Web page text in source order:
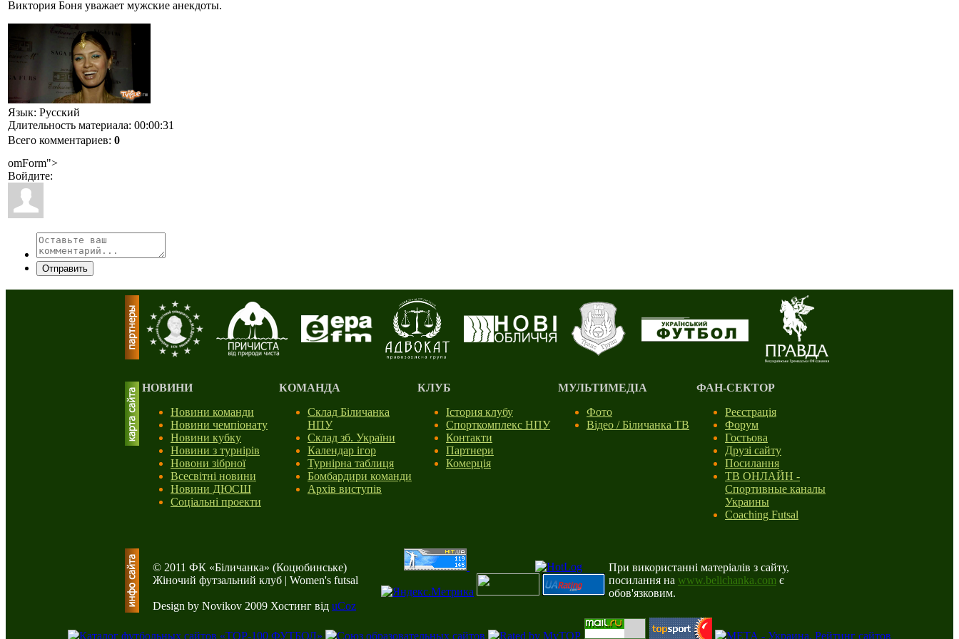
Виктория Боня уважает мужские анекдоты.
Язык: Русский
Длительность материала: 00:00:31
Всего комментариев: 0
omForm">
Войдите:
Отправить
НОВИНИ
Новини команди
Новини чемпіонату
Новини кубку
Новини з турнірів
Новони зібрної
Всесвітні новини
Новини ДЮСШ
Соціальні проекти
КОМАНДА
Склад Біличанка
НПУ
Склад зб. України
Календар ігор
Турнірна таблиця
Бомбардири команди
Архів виступів
КЛУБ
Істория клубу
Спорткомплекс НПУ
Контакти
Партнери
Комерція
МУЛЬТИМЕДІА
Фото
Відео / Біличанка ТВ
ФАН-СЕКТОР
Реєстрація
Форум
Гостьова
Друзі сайту
Посилання
ТВ ОНЛАЙН -
Спортивные каналы
Украины
Coaching Futsal
© 2011 ФК «Біличанка» (Коцюбинське)
Жіночий футзальний клуб | Women's futsal
Design by Novikov 2009 Хостинг від uCoz
При використанні матеріалів з сайту,
посилання на www.belichanka.com є
обов'язковим.